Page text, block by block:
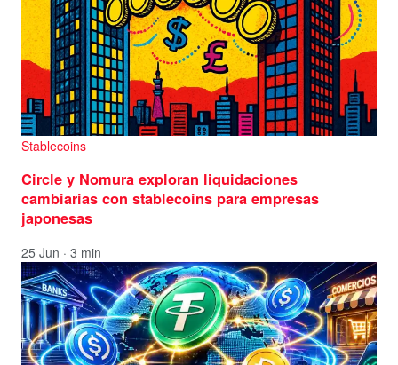
Stablecoins
Circle y Nomura exploran liquidaciones
cambiarias con stablecoins para empresas
japonesas
25 Jun · 3 min